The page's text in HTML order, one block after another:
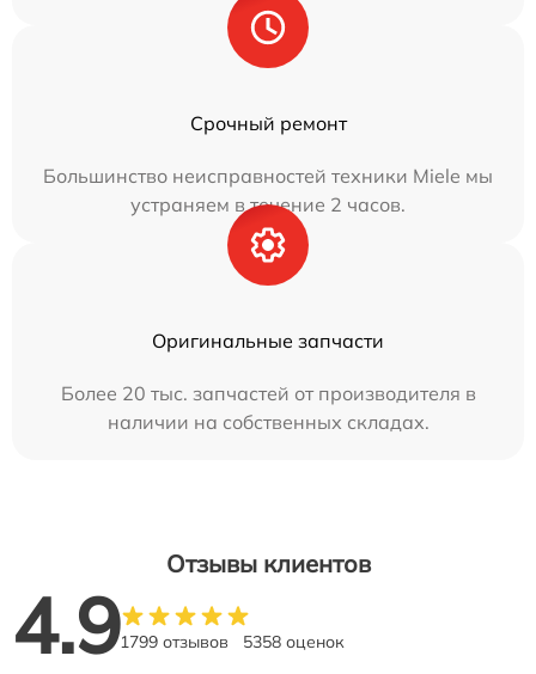
Срочный ремонт
Большинство неисправностей техники Miele мы
устраняем в течение 2 часов.
Оригинальные запчасти
Более 20 тыс. запчастей от производителя в
наличии на собственных складах.
Отзывы клиентов
4.91799 отзывов 5358 оценок